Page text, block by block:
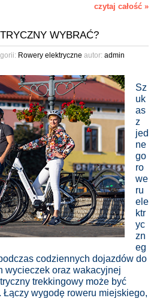
czytaj całość »
WYBRAĆ?
Rowery elektryczne autor: admin
Sz
uk
as
z
jed
ne
go
ro
we
ru
ele
ktr
yc
zn
eg
codziennych dojazdów do
wycieczek oraz wakacyjnej
trekkingowy może być
Łączy wygodę roweru miejskiego,